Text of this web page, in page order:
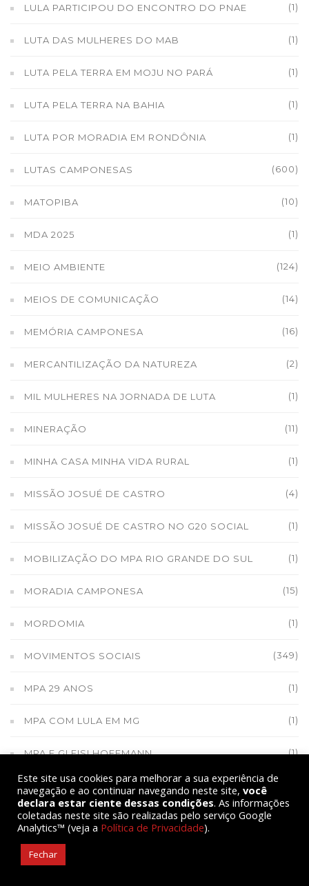
LULA PARTICIPOU DO ENCONTRO DO PNAE (1)
LUTA DAS MULHERES DO MAB (1)
LUTA PELA TERRA EM MOJU NO PARÁ (1)
LUTA PELA TERRA NA BAHIA (1)
LUTA POR MORADIA EM RONDÔNIA (1)
LUTAS CAMPONESAS (600)
MATOPIBA (10)
MDA 2025 (1)
MEIO AMBIENTE (124)
MEIOS DE COMUNICAÇÃO (14)
MEMÓRIA CAMPONESA (16)
MERCANTILIZAÇÃO DA NATUREZA (2)
MIL MULHERES NA JORNADA DE LUTA (1)
MINERAÇÃO (11)
MINHA CASA MINHA VIDA RURAL (1)
MISSÃO JOSUÉ DE CASTRO (4)
MISSÃO JOSUÉ DE CASTRO NO G20 SOCIAL (1)
MOBILIZAÇÃO DO MPA RIO GRANDE DO SUL (1)
MORADIA CAMPONESA (15)
MORDOMIA (1)
MOVIMENTOS SOCIAIS (349)
MPA 29 ANOS (1)
MPA COM LULA EM MG (1)
MPA E GLEISI HOFFMANN (1)
MPA E OUTRAS INSTITUIÇÕES EM LUTA NO RS
MPA FORMA JOVENS BRIGADISTAS
MPA INFORMA
Este site usa cookies para melhorar a sua experiência de
navegação e ao continuar navegando neste site, você
declara estar ciente dessas condições. As informações
coletadas neste site são realizadas pelo serviço Google
Analytics™ (veja a Política de Privacidade).
Fechar